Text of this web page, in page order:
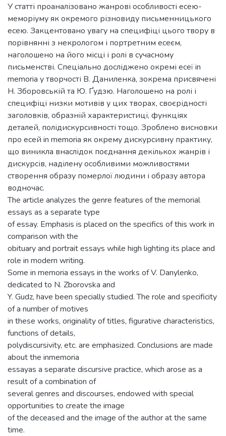
У статті проаналізовано жанрові особливості есею-
меморіуму як окремого різновиду письменницького
есею. Закцентовано увагу на специфіці цього твору в
порівнянні з некрологом і портретним есеєм,
наголошено на його місці і ролі в сучасному
письменстві. Спеціально досліджено окремі есеї in
memoria у творчості В. Даниленка, зокрема присвячені
Н. Зборовській та Ю. Ґудзю. Наголошено на ролі і
специфіці низки мотивів у цих творах, своєрідності
заголовків, образній характеристиці, функціях
деталей, полідискурсивності тощо. Зроблено висновки
про есей in memoria як окрему дискурсивну практику,
що виникла внаслідок поєднання декількох жанрів і
дискурсів, наділену особливими можливостями
створення образу померлої людини і образу автора
водночас.
The article analyzes the genre features of the memorial
essays as a separate type
of essay. Emphasis is placed on the specifics of this work in
comparison with the
obituary and portrait essays while high lighting its place and
role in modern writing.
Some in memoria essays in the works of V. Danylenko,
dedicated to N. Zborovska and
Y. Gudz, have been specially studied. The role and specificity
of a number of motives
in these works, originality of titles, figurative characteristics,
functions of details,
polydiscursivity, etc. are emphasized. Conclusions are made
about the inmemoria
essayas a separate discursive practice, which arose as a
result of a combination of
several genres and discourses, endowed with special
opportunities to create the image
of the deceased and the image of the author at the same
time.